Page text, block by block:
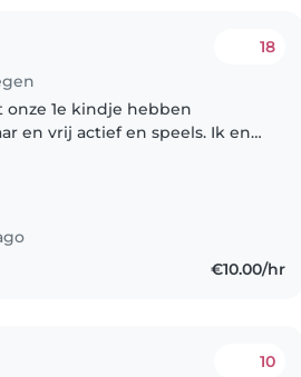
18
1e kindje hebben
en vrij actief en speels. Ik en
€10.00/hr
10